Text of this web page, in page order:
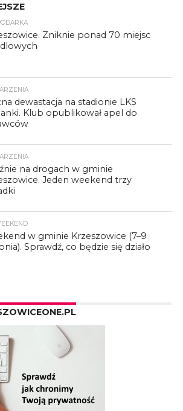
Zniknie ponad 70 miejsc
dewastacja na stadionie LKS
Klub opublikował apel do
na drogach w gminie
Jeden weekend trzy
w gminie Krzeszowice (7–9
Sprawdź, co będzie się działo